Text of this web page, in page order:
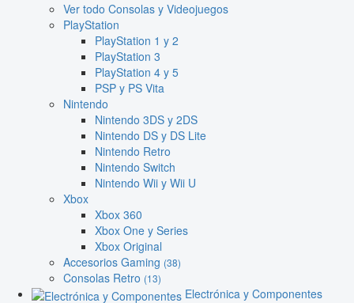
Ver todo Consolas y Videojuegos
PlayStation
PlayStation 1 y 2
PlayStation 3
PlayStation 4 y 5
PSP y PS Vita
Nintendo
Nintendo 3DS y 2DS
Nintendo DS y DS Lite
Nintendo Retro
Nintendo Switch
Nintendo Wii y Wii U
Xbox
Xbox 360
Xbox One y Series
Xbox Original
Accesorios Gaming (38)
Consolas Retro (13)
Electrónica y Componentes